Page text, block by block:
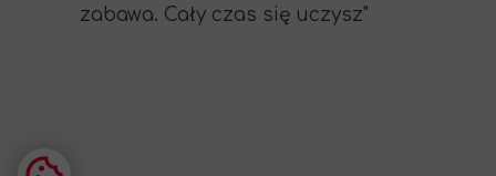
zabawa. Cały czas się uczysz"